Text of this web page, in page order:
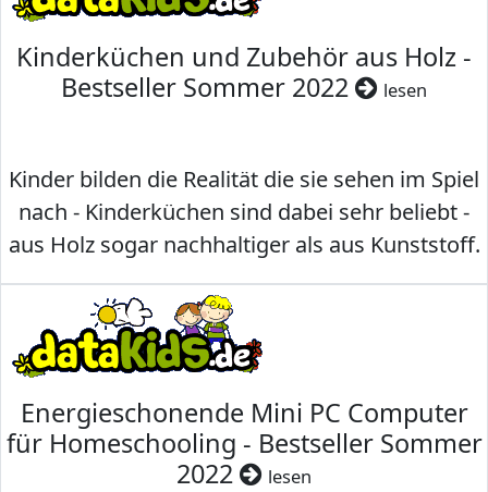
Kinderküchen und Zubehör aus Holz -
Bestseller Sommer 2022
lesen
Kinder bilden die Realität die sie sehen im Spiel
nach - Kinderküchen sind dabei sehr beliebt -
aus Holz sogar nachhaltiger als aus Kunststoff.
Energieschonende Mini PC Computer
für Homeschooling - Bestseller Sommer
2022
lesen